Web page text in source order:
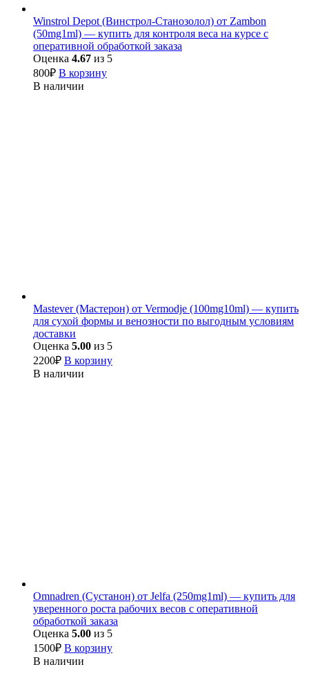
Winstrol Depot (Винстрол-Станозолол) от Zambon
(50mg1ml) — купить для контроля веса на курсе с
оперативной обработкой заказа
Оценка 4.67 из 5
800₽ В корзину
В наличии
Mastever (Мастерон) от Vermodje (100mg10ml) — купить
для сухой формы и венозности по выгодным условиям
доставки
Оценка 5.00 из 5
2200₽ В корзину
В наличии
Omnadren (Сустанон) от Jelfa (250mg1ml) — купить для
уверенного роста рабочих весов с оперативной
обработкой заказа
Оценка 5.00 из 5
1500₽ В корзину
В наличии